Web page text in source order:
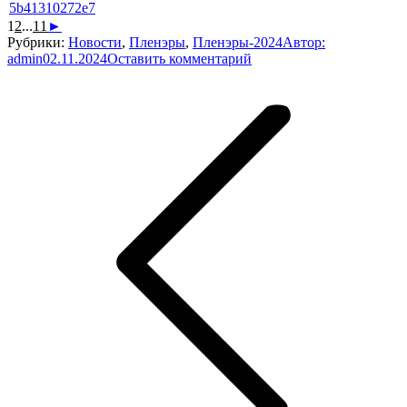
1 2...11 ►
Рубрики: Новости, Пленэры, Пленэры-2024Автор:
admin02.11.2024Оставить комментарий